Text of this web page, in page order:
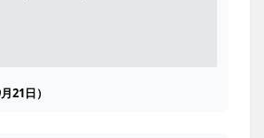
21日）